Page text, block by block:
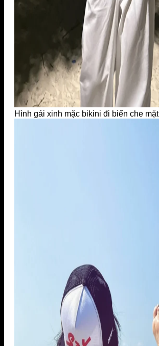
Hình gái xinh mặc bikini đi biển che mặt